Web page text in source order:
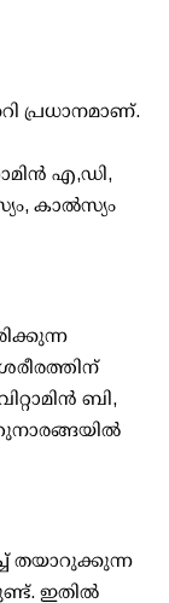
പ്രധാനമാണ്.
എ,ഡി,
കാല്‍സ്യം
ബി,
തയാറുക്കുന്ന
ഇതില്‍